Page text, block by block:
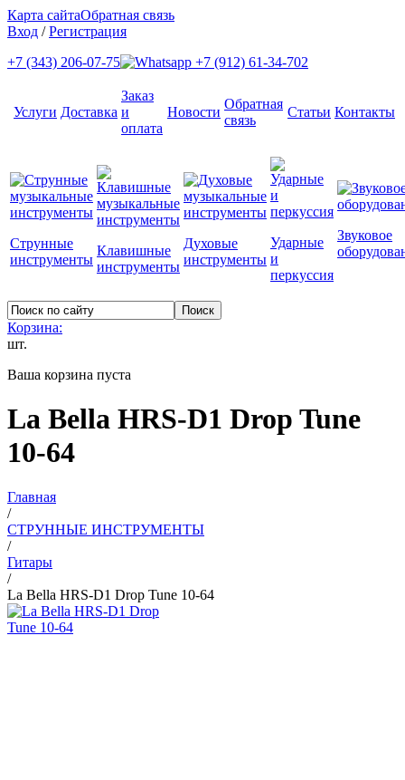
Карта сайтаОбратная связь
Вход /Регистрация
+7 (343) 206-07-75
+7 (912) 61-34-702
Услуги Доставка
Заказ
и
оплата
Новости
Обратная
связь
Статьи Контакты
Струнные
инструменты
Клавишные
инструменты
Духовые
инструменты
Ударные
и
перкуссия
Звуковое
Корзина:
шт.
Ваша корзина пуста
La Bella HRS-D1 Drop Tune
10-64
Главная
/
СТРУННЫЕ ИНСТРУМЕНТЫ
/
Гитары
/
La Bella HRS-D1 Drop Tune 10-64